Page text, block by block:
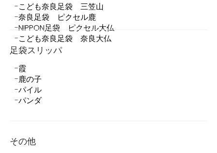
こども奈良足袋 三笠山
奈良足袋 ピクセル鹿
NIPPON足袋 ピクセル大仏
こども奈良足袋 奈良大仏
足袋スリッパ
霞
鹿の子
パイル
パンダ
その他